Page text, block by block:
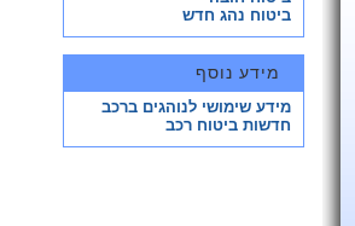
ביטוח נהג חדש
מידע נוסף
מידע שימושי לנוהגים ברכב
חדשות ביטוח רכב